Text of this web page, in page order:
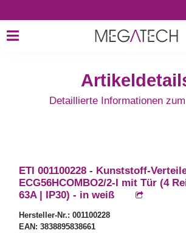
Detaillierte Informationen
ETI 001100228 - Kunststoff-
ECG56HCOMBO2/2-I mit Tür (4
63A | IP30) - in weiß
Hersteller-Nr.: 001100228
EAN: 3838895838661